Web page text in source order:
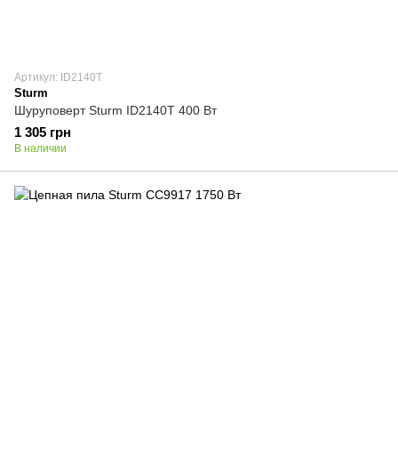
Артикул: ID2140T
Sturm
Шуруповерт Sturm ID2140T 400 Вт
1 305 грн
В наличии